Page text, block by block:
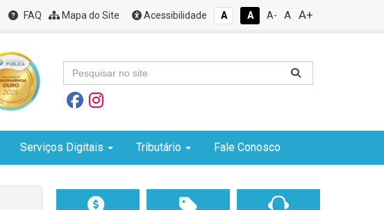
FAQ Mapa do Site Acessibilidade A A A- A A+
Serviços Digitais Tributário Fale Conosco